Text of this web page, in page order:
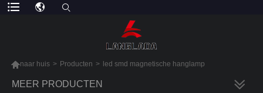
naar huis > Producten > led smd magnetische hanglamp
MEER PRODUCTEN